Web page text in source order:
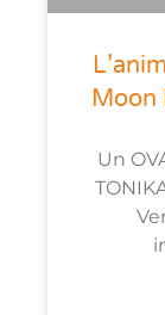
Moon
Un